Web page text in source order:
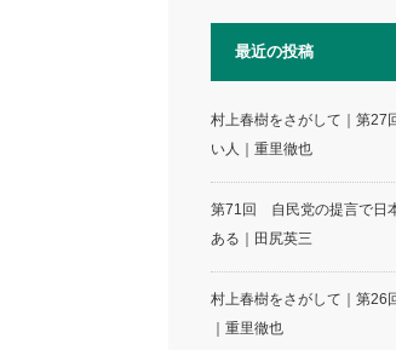
最近の投稿
村上春樹をさがして｜第
い人｜重里徹也
第71回 自民党の提言で日
ある｜田尻英三
村上春樹をさがして｜第
｜重里徹也